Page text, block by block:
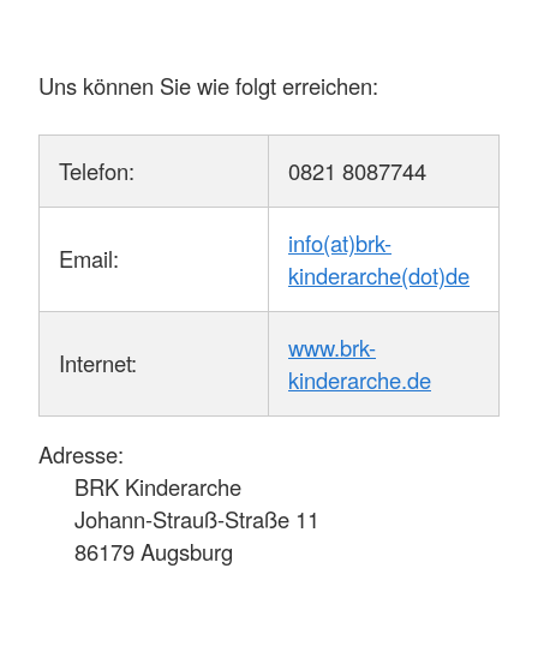
Uns können Sie wie folgt erreichen:
Telefon: 0821 8087744
Email:
info(at)brk-
kinderarche(dot)de
Internet:
www.brk-
kinderarche.de
Adresse:
BRK Kinderarche
Johann-Strauß-Straße 11
86179 Augsburg